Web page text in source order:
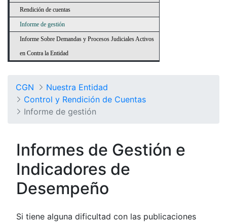
Rendición de cuentas
Informe de gestión
Informe Sobre Demandas y Procesos Judiciales Activos
en Contra la Entidad
CGN
Nuestra Entidad
Control y Rendición de Cuentas
Informe de gestión
Informes de Gestión e
Indicadores de
Desempeño
Si tiene alguna dificultad con las publicaciones